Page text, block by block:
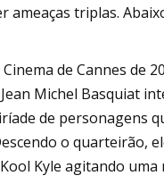
triplas.
de Cannes de
Michel Basquiat
de personagens
o quarteirão,
Kyle agitando uma